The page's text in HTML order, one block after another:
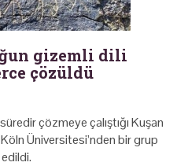
gizemli dili
çözüldü
çözmeye çalıştığı Kuşan
Üniversitesi’nden bir grup